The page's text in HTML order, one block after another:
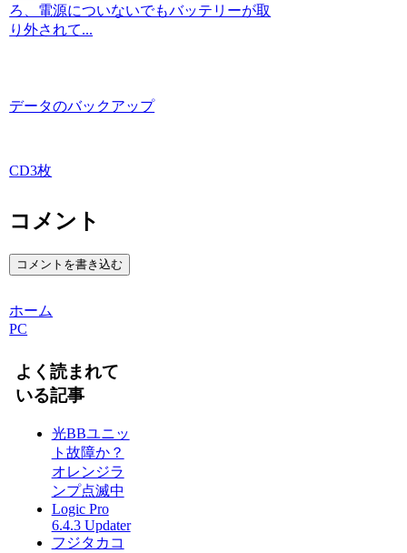
ろ、電源についないでもバッテリーが取
り外されて...
データのバックアップ
CD3枚
コメント
コメントを書き込む
ホーム
PC
よく読まれて
いる記事
光BBユニッ
ト故障か？
オレンジラ
ンプ点滅中
Logic Pro
6.4.3 Updater
フジタカコ